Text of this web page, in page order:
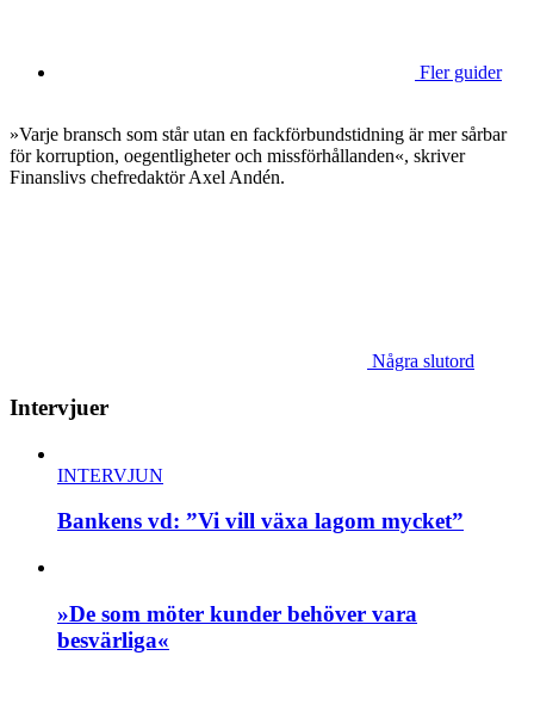
Fler guider
»Varje bransch som står utan en fackförbundstidning är mer sårbar
för korruption, oegentligheter och missförhållanden«, skriver
Finanslivs chefredaktör Axel Andén.
Några slutord
Intervjuer
INTERVJUN
Bankens vd: ”Vi vill växa lagom mycket”
»De som möter kunder behöver vara
besvärliga«